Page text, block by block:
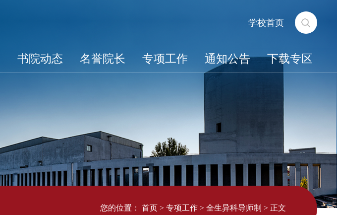
学校首页
书院动态 名誉院长 专项工作 通知公告 下载专区
您的位置： 首页 > 专项工作 > 全生异科导师制 > 正文